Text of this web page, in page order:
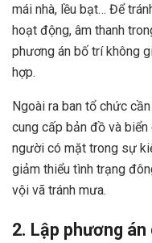
mái nhà, lều bạt… Để
hoạt động, âm thanh
phương án bố trí không
hợp.
Ngoài ra ban tổ chức
cung cấp bản đồ và
người có mặt trong sự
giảm thiểu tình trạng
vội vã tránh mưa.
2. Lập phương